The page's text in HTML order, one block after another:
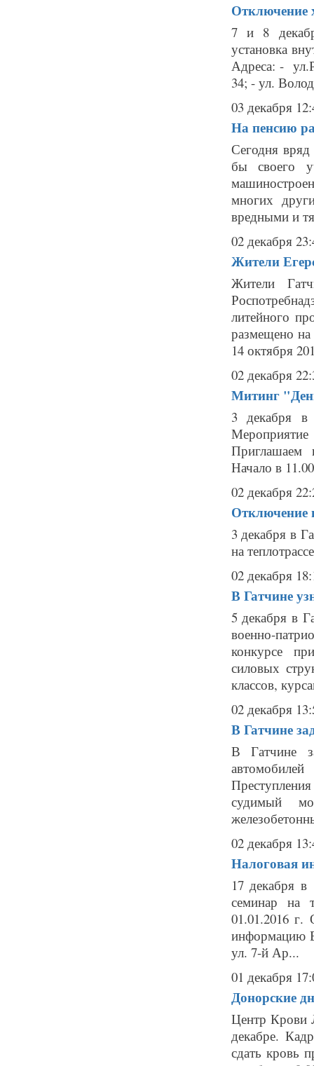
Отключение
7 и 8
установка
Адреса: -
34; - ул.
03 декабря
На пенсию
Сегодня вряд
бы своего
многих
вредными и
02 декабря
Жители
Жители
литейного
размещено
14 октября
02 декабря
Митинг
3 декабря в
Приглашаем
Начало в
02 декабря
Отключение
3 декабря в
на
02 декабря
В Гатчине
5 декабря в
военно-
конкурсе
силовых
классов,
02 декабря
В Гатчине
В Гатчине
судимый
02 декабря
Налоговая
17 декабря в
семинар на
01.01.2016
информацию
ул. 7-й Ар...
01 декабря
Донорские
Центр Крови
декабре.
сдать кровь